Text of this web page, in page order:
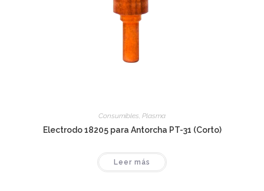
Consumibles, Plasma
Electrodo 18205 para Antorcha PT-31 (Corto)
Leer más